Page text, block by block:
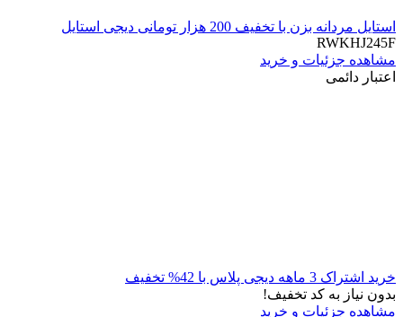
استایل مردانه بزن با تخفیف 200 هزار تومانی دیجی استایل
RWKHJ245F
مشاهده جزئیات و خرید
اعتبار دائمی
خرید اشتراک 3 ماهه دیجی پلاس با 42% تخفیف
بدون نیاز به کد تخفیف!
مشاهده جزئیات و خرید